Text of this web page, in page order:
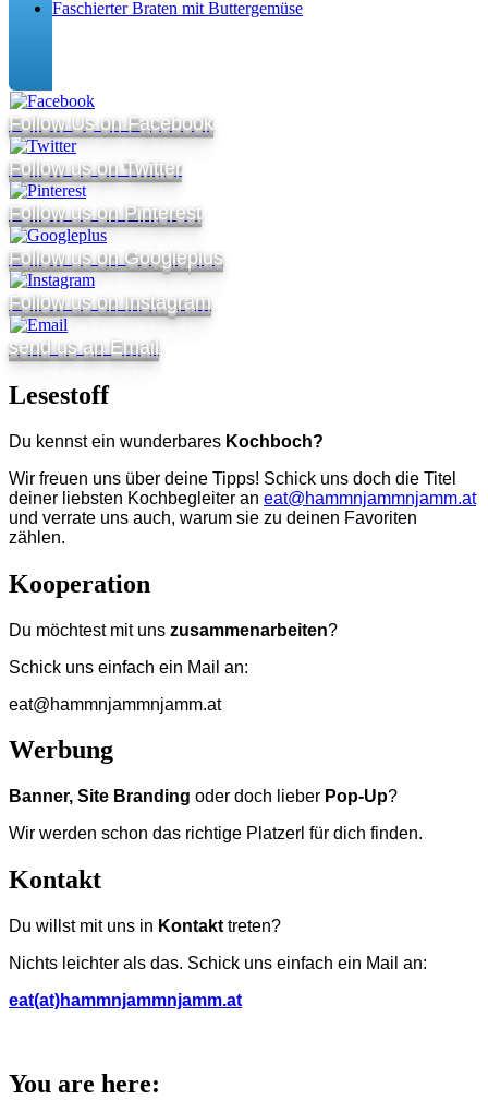
Faschierter Braten mit Buttergemüse
Follow Us on Facebook
Follow us on Twitter
Follow us on Pinterest
Follow us on Googleplus
Follow us on Instagram
send us an Email
Lesestoff
Du kennst ein wunderbares Kochboch?
Wir freuen uns über deine Tipps! Schick uns doch die Titel
deiner liebsten Kochbegleiter an eat@hammnjammnjamm.at
und verrate uns auch, warum sie zu deinen Favoriten
zählen.
Kooperation
Du möchtest mit uns zusammenarbeiten?
Schick uns einfach ein Mail an:
eat@hammnjammnjamm.at
Werbung
Banner, Site Branding oder doch lieber Pop-Up?
Wir werden schon das richtige Platzerl für dich finden.
Kontakt
Du willst mit uns in Kontakt treten?
Nichts leichter als das. Schick uns einfach ein Mail an:
eat(at)hammnjammnjamm.at
You are here: